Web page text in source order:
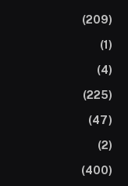
(209)
(1)
(4)
(225)
(47)
(2)
(400)